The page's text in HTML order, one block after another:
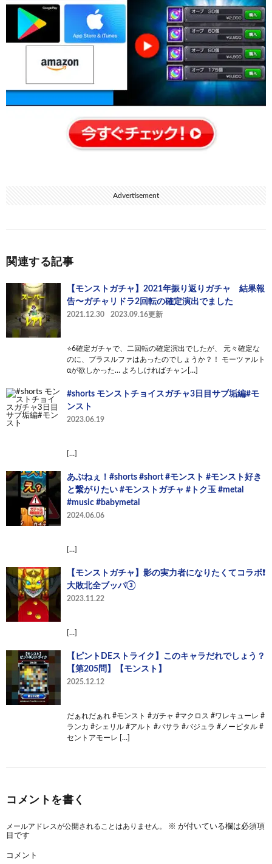
Advertisement
関連する記事
【モンストガチャ】2021年振り返りガチャ 結果報
告〜ガチャリドラ2回転の確定演出でました
2021.12.30 2023.09.16更新
⭐️6確定ガチャで、二回転の確定演出でしたが、 元々確定な
のに、プラスルファはあったのでしょうか？！ モーツァルト
αが欲しかった… よろしければチャン[…]
#shorts モンストチョイスガチャ3日目サブ垢編#モ
ンスト
2023.06.19
[…]
あぶねぇ！#shorts #short #モンスト #モンスト好き
と繋がりたい #モンストガチャ #トク玉 #metal
#music #babymetal
2024.06.06
[…]
【モンストガチャ】影の実力者になりたくてコラボ❗️
大敗北全ブッパ③
2023.11.22
[…]
【ピントDEストライク】このキャラだれでしょう？
【第205問】【モンスト】
2025.12.12
だぁれだぁれ #モンスト #ガチャ #マクロス #ワレキューレ #
ランカ #シェリル #アルト #バサラ #バジュラ #ノーピタル #
セントアモーレ […]
コメントを書く
メールアドレスが公開されることはありません。 ※ が付いている欄は必須項
目です
コメント